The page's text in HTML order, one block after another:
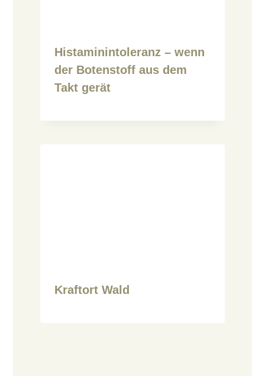
Histaminintoleranz – wenn
der Botenstoff aus dem
Takt gerät
Kraftort Wald